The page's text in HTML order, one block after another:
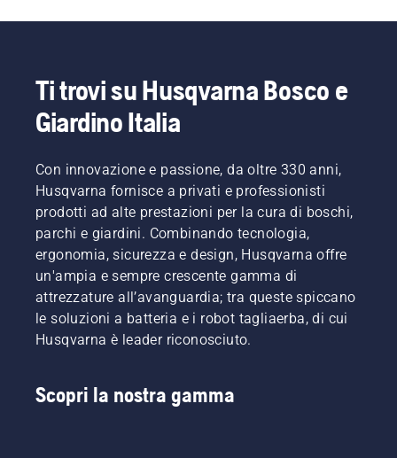
Ti trovi su Husqvarna Bosco e
Giardino Italia
Con innovazione e passione, da oltre 330 anni,
Husqvarna fornisce a privati e professionisti
prodotti ad alte prestazioni per la cura di boschi,
parchi e giardini. Combinando tecnologia,
ergonomia, sicurezza e design, Husqvarna offre
un'ampia e sempre crescente gamma di
attrezzature all’avanguardia; tra queste spiccano
le soluzioni a batteria e i robot tagliaerba, di cui
Husqvarna è leader riconosciuto.
Scopri la nostra gamma